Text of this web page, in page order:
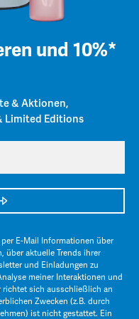
und 10%*
& Aktionen,
Limited Editions
E-Mail Informationen über
über aktuelle Trends ihrer
und Einladungen zu
meiner Interaktionen und
richtet sich ausschließlich an
Zwecken (z.B. durch
ist nicht gestattet. Ein